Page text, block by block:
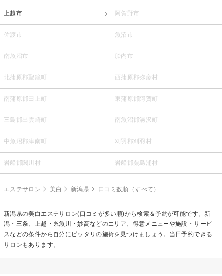
上越市 阿賀野市
佐渡市 魚沼市
南魚沼市 胎内市
北蒲原郡聖籠町 西蒲原郡弥彦村
南蒲原郡田上町 東蒲原郡阿賀町
三島郡出雲崎町 南魚沼郡湯沢町
中魚沼郡津南町 刈羽郡刈羽村
岩船郡関川村 岩船郡粟島浦村
エステサロン 美白 新潟県 口コミ数順（すべて）
新潟県の美白エステサロン(口コミが多い順)から検索＆予約が可能です。新
潟・三条、上越・糸魚川・妙高などのエリア、得意メニューや施設・サービ
スなどの条件から自分にピッタリの施術を見つけましょう。当日予約できる
サロンもあります。